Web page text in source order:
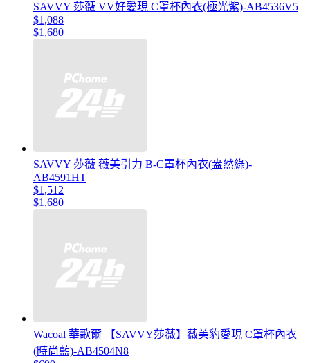
SAVVY 莎薇 VV好愛現 C罩杯內衣(極光紫)-AB4536V5
$1,088
$1,680
SAVVY 莎薇 薇美引力 B-C罩杯內衣(盎然綠)-
AB4591HT
$1,512
$1,680
Wacoal 華歌爾 【SAVVY莎薇】薇美豹愛現 C罩杯內衣
(時尚藍)-AB4504N8